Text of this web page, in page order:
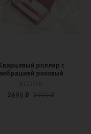
роллер с
розовый
BLOOR
2690 ₽ 2990 ₽